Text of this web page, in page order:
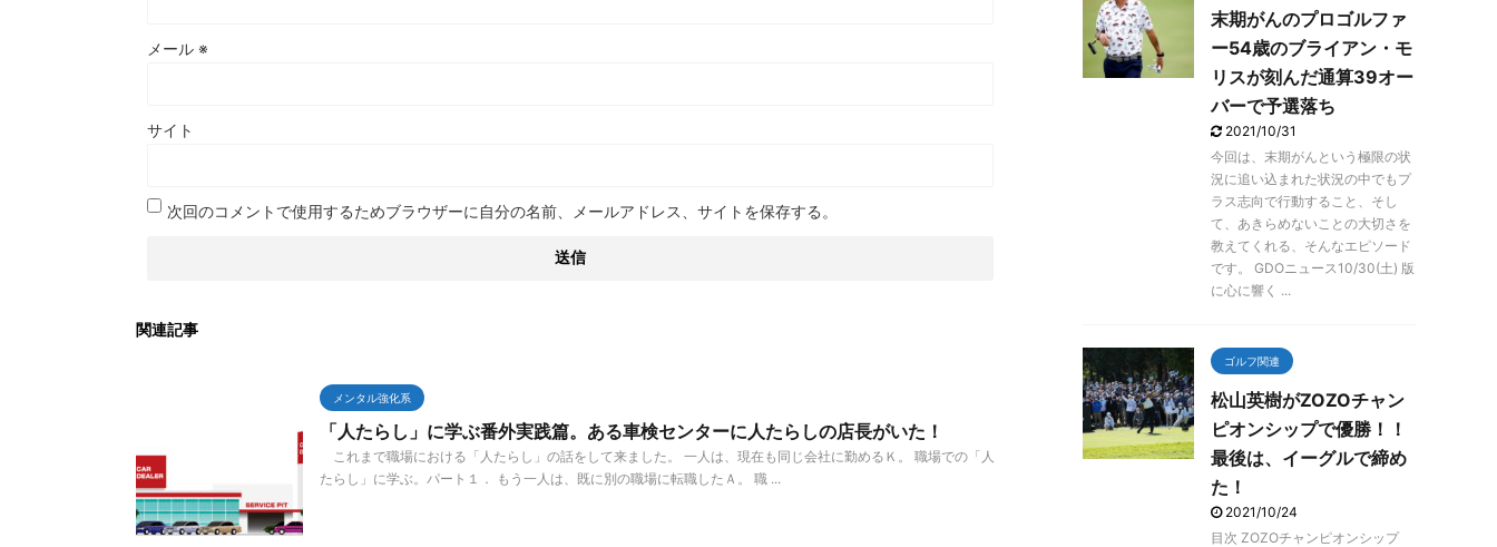
メール ※
サイト
次回のコメントで使用するためブラウザーに自分の名前、メールアドレス、サイトを保存する。
関連記事
メンタル強化系
「人たらし」に学ぶ番外実践篇。ある車検センターに人たらしの店長がいた！
これまで職場における「人たらし」の話をして来ました。 一人は、現在も同じ会社に勤めるＫ。 職場での「人
たらし」に学ぶ。パート１． もう一人は、既に別の職場に転職したＡ。 職 ...
末期がんのプロゴルファ
ー54歳のブライアン・モ
リスが刻んだ通算39オー
バーで予選落ち
2021/10/31
今回は、末期がんという極限の状
況に追い込まれた状況の中でもプ
ラス志向で行動すること、そし
て、あきらめないことの大切さを
教えてくれる、そんなエピソード
です。 GDOニュース10/30(土) 版
に心に響く ...
ゴルフ関連
松山英樹がZOZOチャン
ピオンシップで優勝！！
最後は、イーグルで締め
た！
2021/10/24
目次 ZOZOチャンピオンシップ